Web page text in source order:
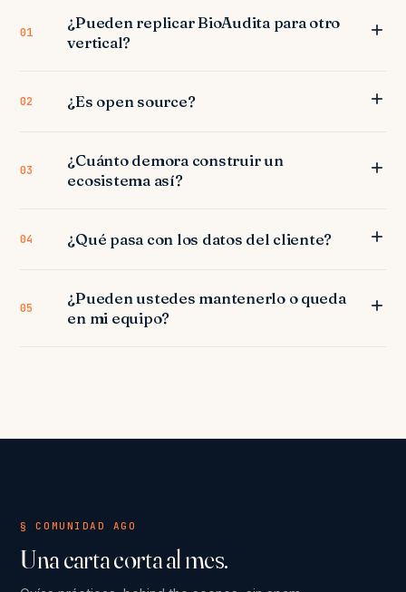
01
¿Pueden replicar BioAudita para otro
vertical?
02 ¿Es open source?
03
¿Cuánto demora construir un
ecosistema así?
04 ¿Qué pasa con los datos del cliente?
05
¿Pueden ustedes mantenerlo o queda
en mi equipo?
§ COMUNIDAD AGO
Una carta corta al mes.